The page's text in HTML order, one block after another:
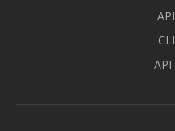
API